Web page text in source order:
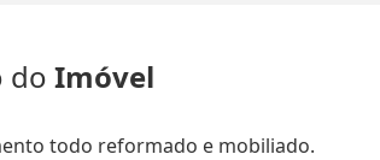
do Imóvel
todo reformado e mobiliado.